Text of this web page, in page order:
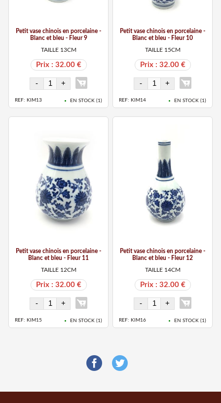
Petit vase chinois en porcelaine -
Blanc et bleu - Fleur 9
TAILLE 13CM
Prix : 32.00 €
REF: KIM13 EN STOCK ( 1 )
Petit vase chinois en porcelaine -
Blanc et bleu - Fleur 10
TAILLE 15CM
Prix : 32.00 €
REF: KIM14 EN STOCK ( 1 )
Petit vase chinois en porcelaine -
Blanc et bleu - Fleur 11
TAILLE 12CM
Prix : 32.00 €
REF: KIM15 EN STOCK ( 1 )
Petit vase chinois en porcelaine -
Blanc et bleu - Fleur 12
TAILLE 14CM
Prix : 32.00 €
REF: KIM16 EN STOCK ( 1 )